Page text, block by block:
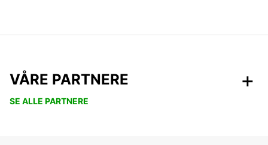
VÅRE PARTNERE
SE ALLE PARTNERE